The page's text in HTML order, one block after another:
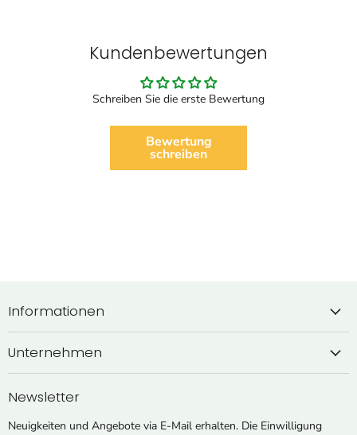
Kundenbewertungen
Schreiben Sie die erste Bewertung
Bewertung
schreiben
Informationen
Unternehmen
Newsletter
Neuigkeiten und Angebote via E-Mail erhalten. Die Einwilligung